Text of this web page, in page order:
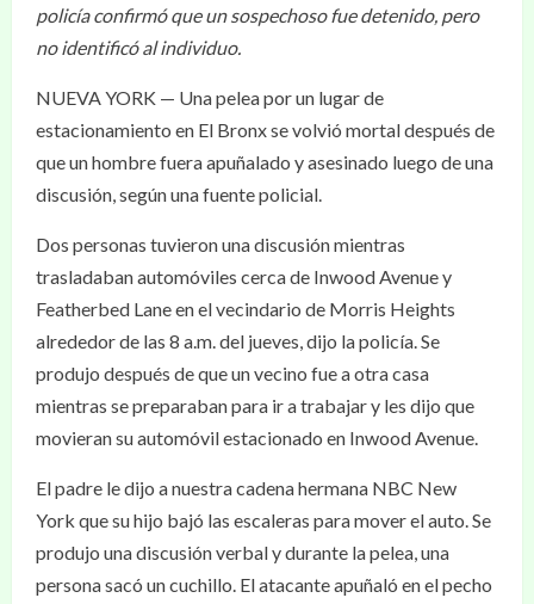
policía confirmó que un sospechoso fue detenido, pero
no identificó al individuo.
NUEVA YORK — Una pelea por un lugar de
estacionamiento en El Bronx se volvió mortal después de
que un hombre fuera apuñalado y asesinado luego de una
discusión, según una fuente policial.
Dos personas tuvieron una discusión mientras
trasladaban automóviles cerca de Inwood Avenue y
Featherbed Lane en el vecindario de Morris Heights
alrededor de las 8 a.m. del jueves, dijo la policía. Se
produjo después de que un vecino fue a otra casa
mientras se preparaban para ir a trabajar y les dijo que
movieran su automóvil estacionado en Inwood Avenue.
El padre le dijo a nuestra cadena hermana NBC New
York que su hijo bajó las escaleras para mover el auto. Se
produjo una discusión verbal y durante la pelea, una
persona sacó un cuchillo. El atacante apuñaló en el pecho